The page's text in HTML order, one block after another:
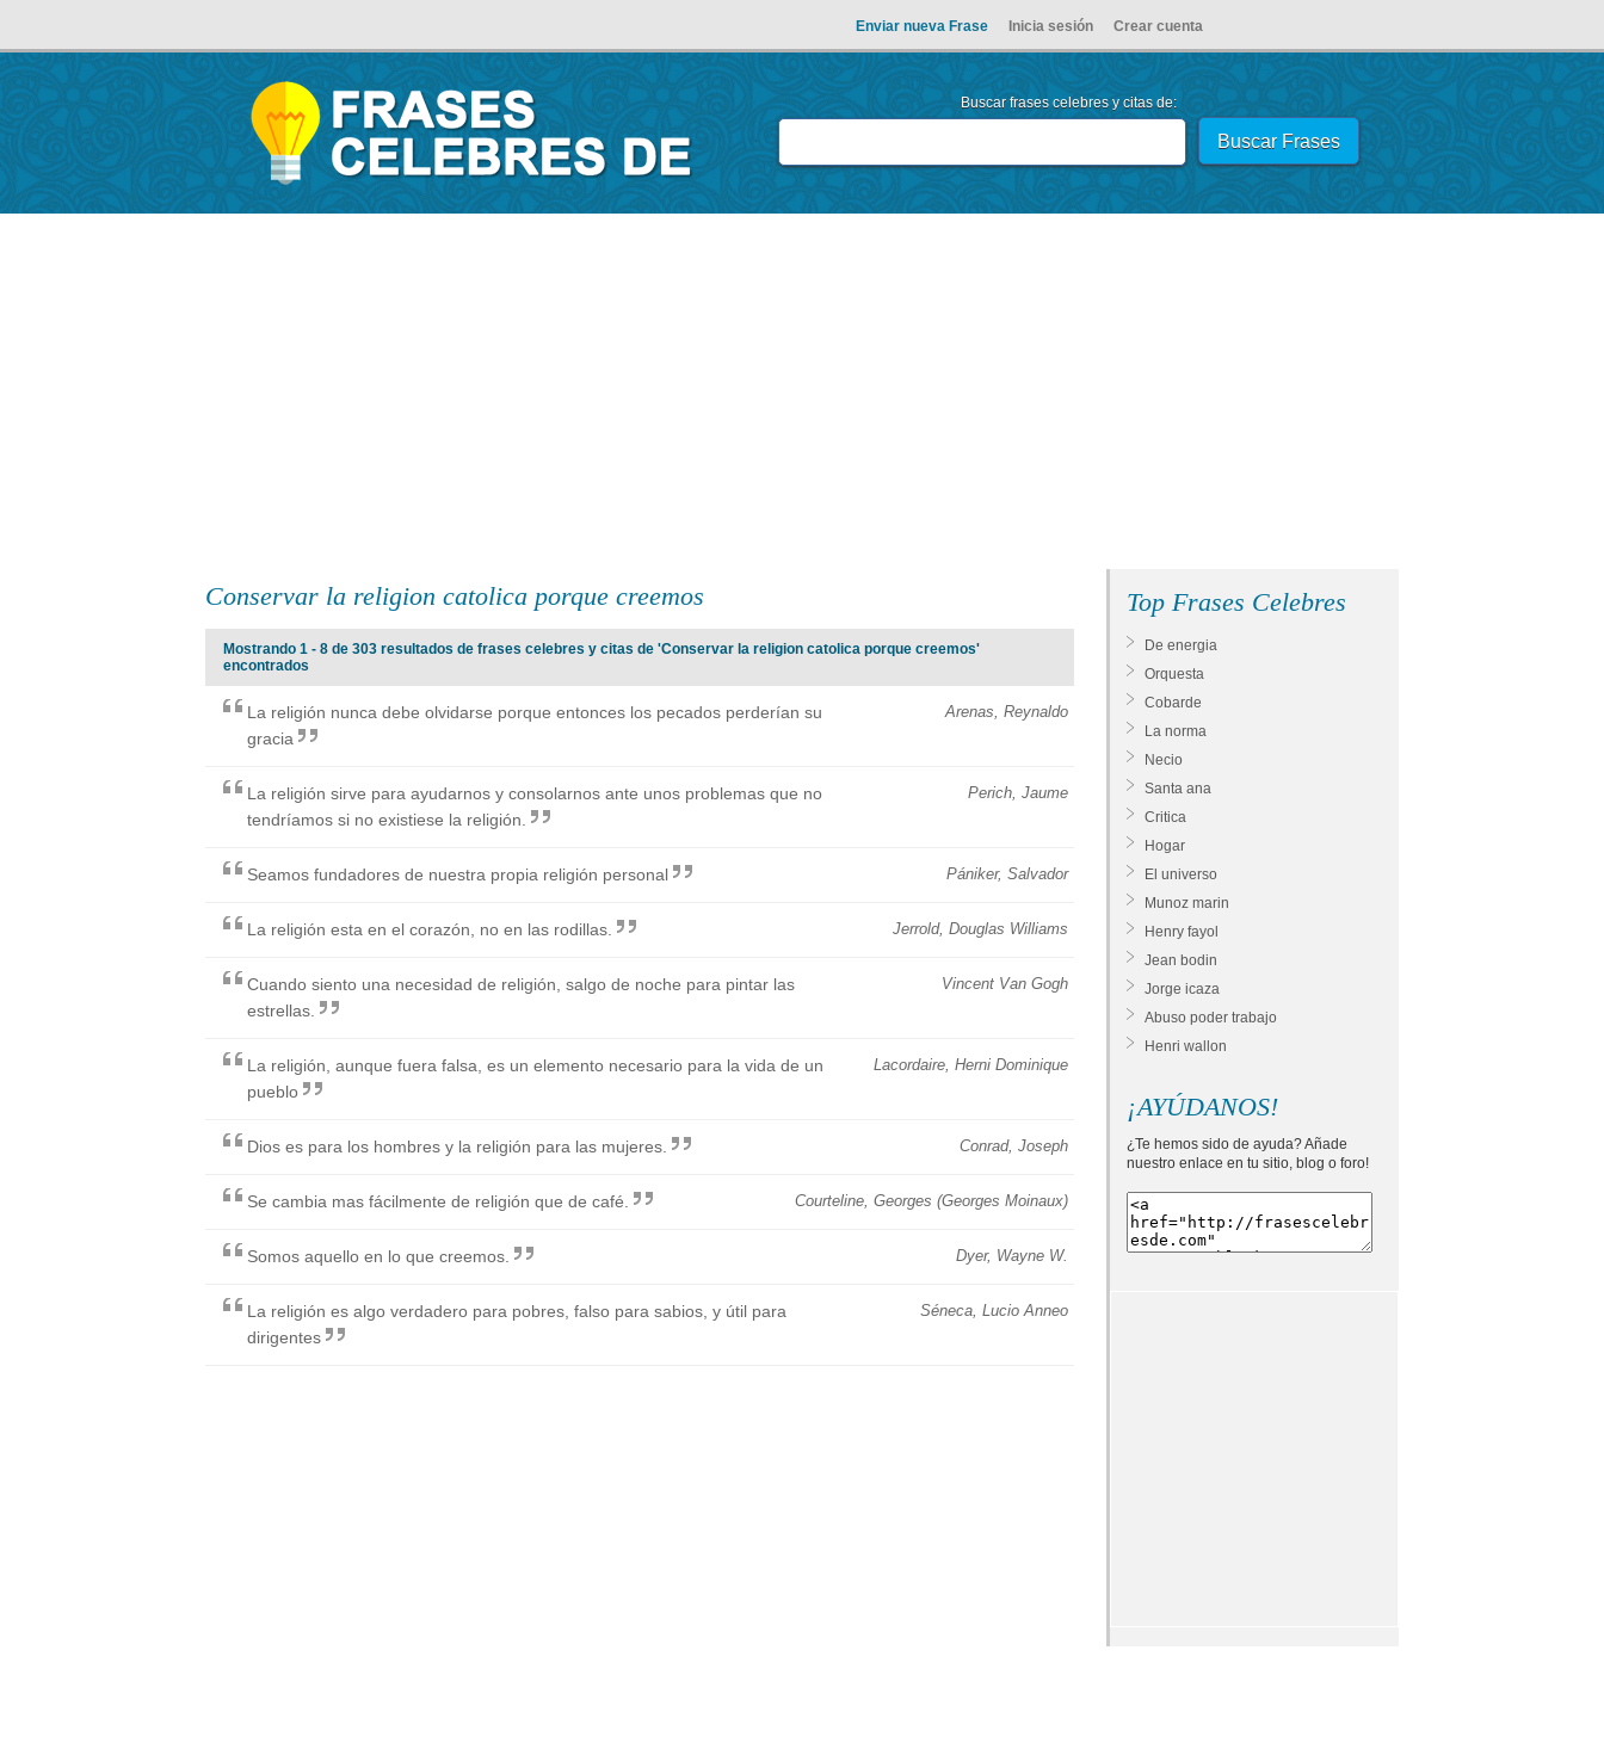
Enviar nueva Frase Inicia sesión Crear cuenta
Buscar frases celebres y citas de:
Conservar la religion catolica porque creemos
Mostrando 1 - 8 de 303 resultados de frases celebres y citas de 'Conservar la religion catolica porque creemos'
encontrados
Arenas, Reynaldo
La religión nunca debe olvidarse porque entonces los pecados perderían su
gracia
Perich, Jaume
La religión sirve para ayudarnos y consolarnos ante unos problemas que no
tendríamos si no existiese la religión.
Pániker, Salvador
Seamos fundadores de nuestra propia religión personal
Jerrold, Douglas Williams
La religión esta en el corazón, no en las rodillas.
Vincent Van Gogh
Cuando siento una necesidad de religión, salgo de noche para pintar las
estrellas.
Lacordaire, Herni Dominique
La religión, aunque fuera falsa, es un elemento necesario para la vida de un
pueblo
Conrad, Joseph
Dios es para los hombres y la religión para las mujeres.
Courteline, Georges (Georges Moinaux)
Se cambia mas fácilmente de religión que de café.
Dyer, Wayne W.
Somos aquello en lo que creemos.
Séneca, Lucio Anneo
La religión es algo verdadero para pobres, falso para sabios, y útil para
dirigentes
Top Frases Celebres
De energia
Orquesta
Cobarde
La norma
Necio
Santa ana
Critica
Hogar
El universo
Munoz marin
Henry fayol
Jean bodin
Jorge icaza
Abuso poder trabajo
Henri wallon
¡AYÚDANOS!
¿Te hemos sido de ayuda? Añade
nuestro enlace en tu sitio, blog o foro!